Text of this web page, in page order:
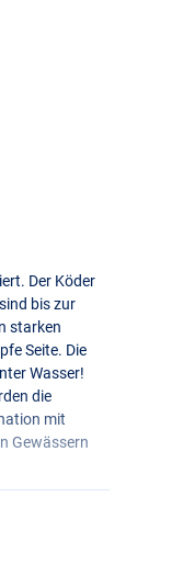
Der Köder
bis zur
starken
Seite. Die
Wasser!
die
mit
Gewässern